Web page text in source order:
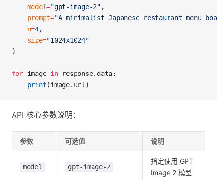
    model
="gpt-image-2" ,
    prompt
="A minimalist Japanese restaurant menu
    n
=4,
    size
="1024x1024"
)
for image in response.data:
    print
(image.url)
API 核心参数说明：
参数 可选值 说明
model gpt-image-2
指定使用 GPT
Image 2 模型